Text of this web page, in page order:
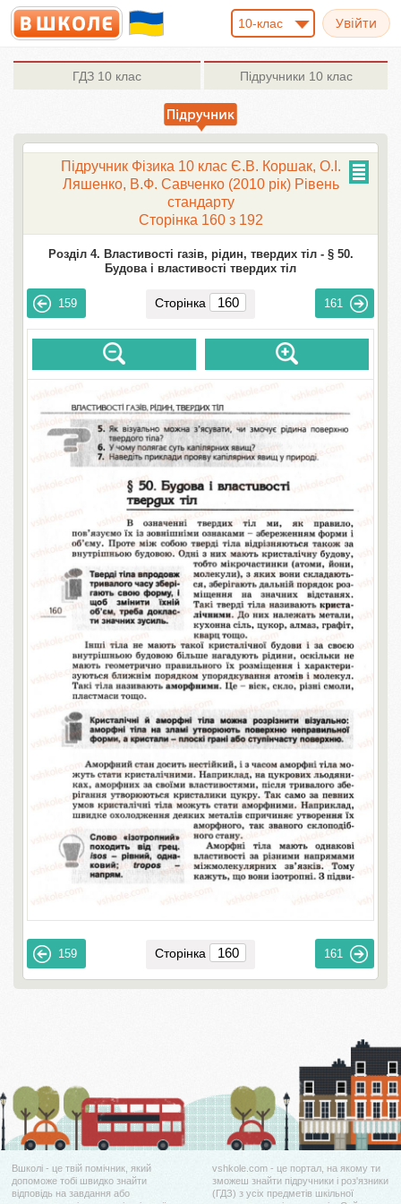
10-клас
ГДЗ 10 клас Підручники 10 клас
Підручник Фізика 10 клас Є.В. Коршак, О.І.
Ляшенко, В.Ф. Савченко (2010 рік) Рівень
стандарту
Сторінка 160 з 192
Розділ 4. Властивості газів, рідин, твердих тіл - § 50.
Будова і властивості твердих тіл
159 Сторінка 161
159 Сторінка 161
Вшколі - це твій помічник, який
допоможе тобі швидко знайти
відповідь на завдання або
vshkole.com - це портал, на якому ти
зможеш знайти підручники і роз'язники
(ГДЗ) з усіх предметів шкільної